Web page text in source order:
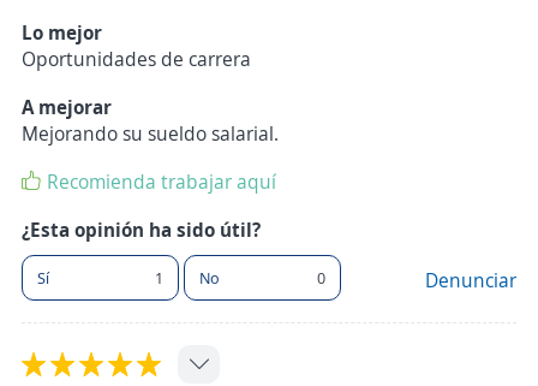
Lo mejor
Oportunidades de carrera
A mejorar
Mejorando su sueldo salarial.
Recomienda trabajar aquí
¿Esta opinión ha sido útil?
Sí 1 No 0 Denunciar